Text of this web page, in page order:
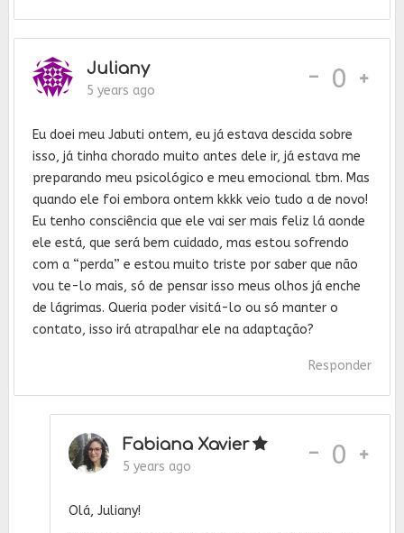
Juliany
5 years ago - 0
Eu doei meu Jabuti ontem, eu já estava descida sobre
isso, já tinha chorado muito antes dele ir, já estava me
preparando meu psicológico e meu emocional tbm. Mas
quando ele foi embora ontem kkkk veio tudo a de novo!
Eu tenho consciência que ele vai ser mais feliz lá aonde
ele está, que será bem cuidado, mas estou sofrendo
com a “perda” e estou muito triste por saber que não
vou te-lo mais, só de pensar isso meus olhos já enche
de lágrimas. Queria poder visitá-lo ou só manter o
contato, isso irá atrapalhar ele na adaptação?
Responder
Fabiana Xavier
5 years ago - 0
Olá, Juliany!